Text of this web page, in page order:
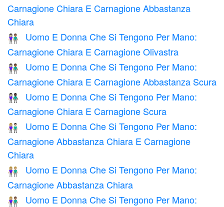
Carnagione Chiara E Carnagione Abbastanza
Chiara
👩🏻‍🤝‍👨🏽
Uomo E Donna Che Si Tengono Per Mano:
Carnagione Chiara E Carnagione Olivastra
👩🏻‍🤝‍👨🏾
Uomo E Donna Che Si Tengono Per Mano:
Carnagione Chiara E Carnagione Abbastanza Scura
👩🏻‍🤝‍👨🏿
Uomo E Donna Che Si Tengono Per Mano:
Carnagione Chiara E Carnagione Scura
👩🏼‍🤝‍👨🏻
Uomo E Donna Che Si Tengono Per Mano:
Carnagione Abbastanza Chiara E Carnagione
Chiara
👫🏼
Uomo E Donna Che Si Tengono Per Mano:
Carnagione Abbastanza Chiara
👩🏼‍🤝‍👨🏽
Uomo E Donna Che Si Tengono Per Mano: